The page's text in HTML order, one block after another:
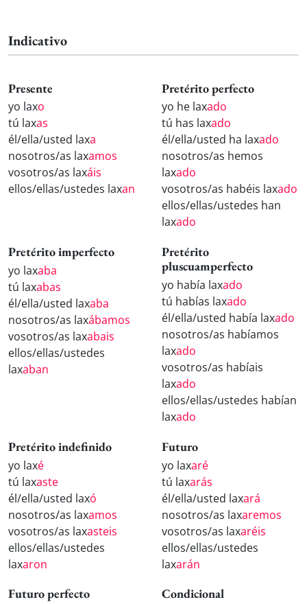
Indicativo
Presente
yo laxo
tú laxas
él/ella/usted laxa
nosotros/as laxamos
vosotros/as laxáis
ellos/ellas/ustedes laxan
Pretérito perfecto
yo he laxado
tú has laxado
él/ella/usted ha laxado
nosotros/as hemos
laxado
vosotros/as habéis laxado
ellos/ellas/ustedes han
laxado
Pretérito imperfecto
yo laxaba
tú laxabas
él/ella/usted laxaba
nosotros/as laxábamos
vosotros/as laxabais
ellos/ellas/ustedes
laxaban
Pretérito
pluscuamperfecto
yo había laxado
tú habías laxado
él/ella/usted había laxado
nosotros/as habíamos
laxado
vosotros/as habíais
laxado
ellos/ellas/ustedes habían
laxado
Pretérito indefinido
yo laxé
tú laxaste
él/ella/usted laxó
nosotros/as laxamos
vosotros/as laxasteis
ellos/ellas/ustedes
laxaron
Futuro
yo laxaré
tú laxarás
él/ella/usted laxará
nosotros/as laxaremos
vosotros/as laxaréis
ellos/ellas/ustedes
laxarán
Futuro perfecto Condicional